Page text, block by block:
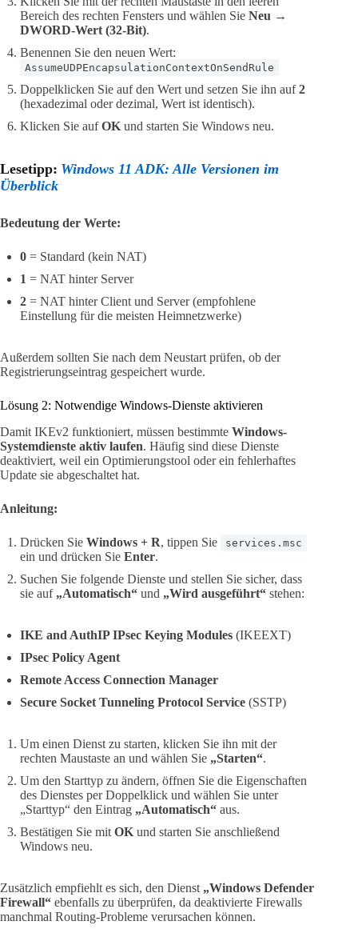
Bereich des rechten Fensters und wählen Sie Neu →
DWORD-Wert (32-Bit).
Benennen Sie den neuen Wert:
AssumeUDPEncapsulationContextOnSendRule
Doppelklicken Sie auf den Wert und setzen Sie ihn auf2
(hexadezimal oder dezimal, Wert ist identisch).
Klicken Sie aufOK und starten Sie Windows neu.
Lesetipp: Windows 11 ADK: Alle Versionen im
Überblick
Bedeutung der Werte:
0 = Standard (kein NAT)
1 = NAT hinter Server
2 = NAT hinter Client und Server (empfohlene
Einstellung für die meisten Heimnetzwerke)
Außerdem sollten Sie nach dem Neustart prüfen, ob der
Registrierungseintrag gespeichert wurde.
Lösung 2: Notwendige Windows-Dienste aktivieren
Damit IKEv2 funktioniert, müssen bestimmte Windows-
Systemdienste aktiv laufen. Häufig sind diese Dienste
deaktiviert, weil ein Optimierungstool oder ein fehlerhaftes
Update sie abgeschaltet hat.
Anleitung:
Drücken Sie Windows + R, tippen Sie services.msc
ein und drücken Sie Enter.
Suchen Sie folgende Dienste und stellen Sie sicher, dass
sie auf „Automatisch“ und „Wird ausgeführt“ stehen:
IKE and AuthIP IPsec Keying Modules (IKEEXT)
IPsec Policy Agent
Remote Access Connection Manager
Secure Socket Tunneling Protocol Service (SSTP)
Um einen Dienst zu starten, klicken Sie ihn mit der
rechten Maustaste an und wählen Sie „Starten“.
Um den Starttyp zu ändern, öffnen Sie die Eigenschaften
des Dienstes per Doppelklick und wählen Sie unter
„Starttyp“ den Eintrag „Automatisch“ aus.
Bestätigen Sie mit OK und starten Sie anschließend
Windows neu.
Zusätzlich empfiehlt es sich, den Dienst „Windows Defender
Firewall“ ebenfalls zu überprüfen, da deaktivierte Firewalls
manchmal Routing-Probleme verursachen können.